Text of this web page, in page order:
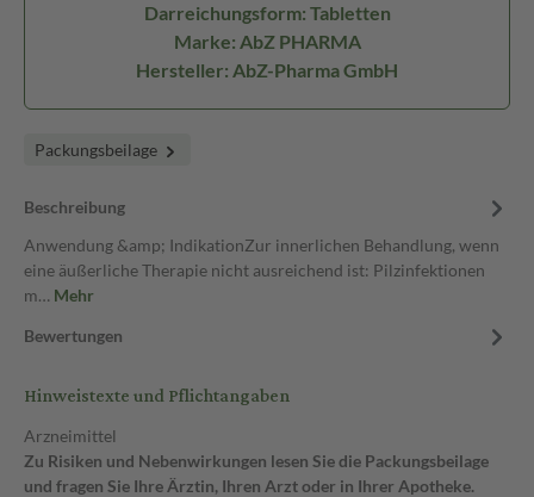
Darreichungsform: Tabletten
Marke: AbZ PHARMA
Hersteller: AbZ-Pharma GmbH
Packungsbeilage
Beschreibung
Anwendung &amp; IndikationZur innerlichen Behandlung, wenn
eine äußerliche Therapie nicht ausreichend ist: Pilzinfektionen
m… Mehr
Bewertungen
Hinweistexte und Pflichtangaben
Arzneimittel
Zu Risiken und Nebenwirkungen lesen Sie die Packungsbeilage
und fragen Sie Ihre Ärztin, Ihren Arzt oder in Ihrer Apotheke.